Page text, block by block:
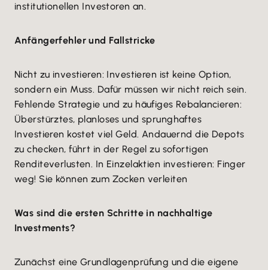
institutionellen Investoren an.
Anfängerfehler und Fallstricke
Nicht zu investieren: Investieren ist keine Option,
sondern ein Muss. Dafür müssen wir nicht reich sein.
Fehlende Strategie und zu häufiges Rebalancieren:
Überstürztes, planloses und sprunghaftes
Investieren kostet viel Geld. Andauernd die Depots
zu checken, führt in der Regel zu sofortigen
Renditeverlusten. In Einzelaktien investieren: Finger
weg! Sie können zum Zocken verleiten
Was sind die ersten Schritte in nachhaltige
Investments?
Zunächst eine Grundlagenprüfung und die eigene